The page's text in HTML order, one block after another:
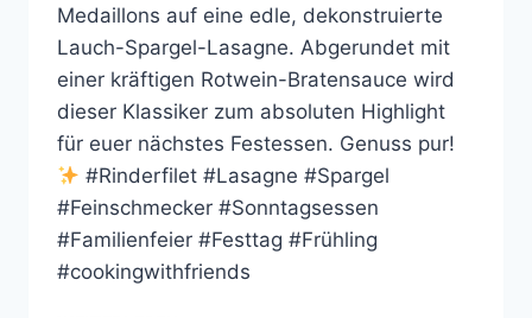
Medaillons auf eine edle, dekonstruierte
Lauch-Spargel-Lasagne. Abgerundet mit
einer kräftigen Rotwein-Bratensauce wird
dieser Klassiker zum absoluten Highlight
für euer nächstes Festessen. Genuss pur!
#Rinderfilet #Lasagne #Spargel
#Feinschmecker #Sonntagsessen
#Familienfeier #Festtag #Frühling
#cookingwithfriends